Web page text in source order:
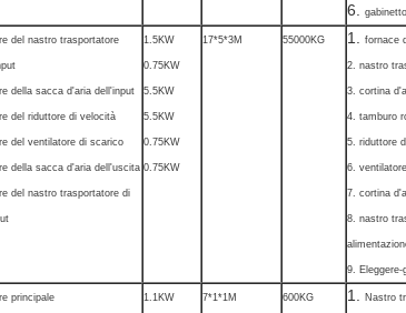
6.
del nastro trasportatore
della sacca d'aria dell'input
del riduttore di velocità
del ventilatore di scarico
della sacca d'aria dell'uscita
del nastro trasportatore di
1.5KW
0.75KW
5.5KW
5.5KW
0.75KW
0.75KW
17*5*3M 55000KG 1. fornace
2. nastro
3. cortina
4. tamburo
5. riduttore
6.
7. cortina
8. nastro
9. Eleggere-
principale 1.1KW 7*1*1M 600KG 1. Nastro